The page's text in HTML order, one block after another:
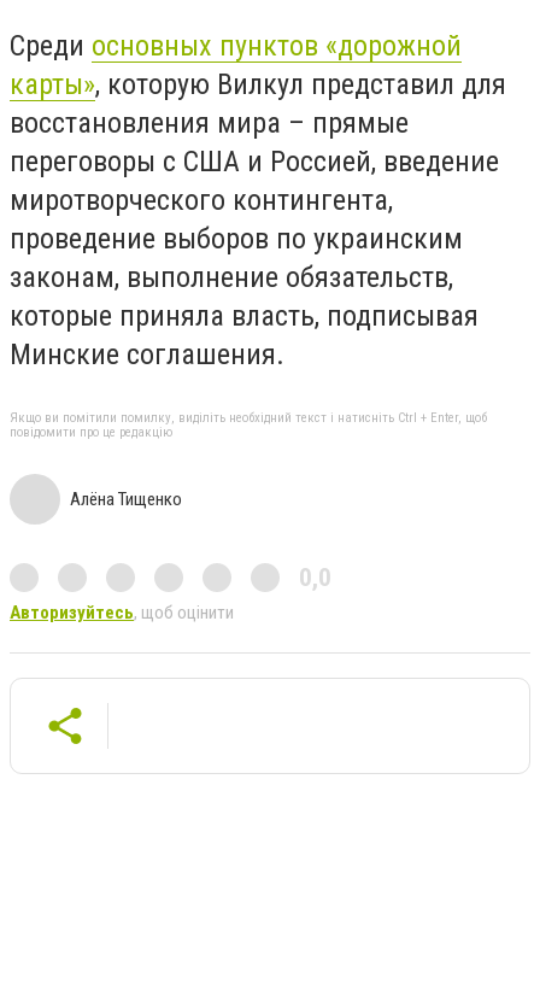
Среди основных пунктов «дорожной
карты», которую Вилкул представил для
восстановления мира – прямые
переговоры с США и Россией, введение
миротворческого контингента,
проведение выборов по украинским
законам, выполнение обязательств,
которые приняла власть, подписывая
Минские соглашения.
Якщо ви помітили помилку, виділіть необхідний текст і натисніть Ctrl + Enter, щоб
повідомити про це редакцію
Алёна Тищенко
0,0
Авторизуйтесь, щоб оцінити